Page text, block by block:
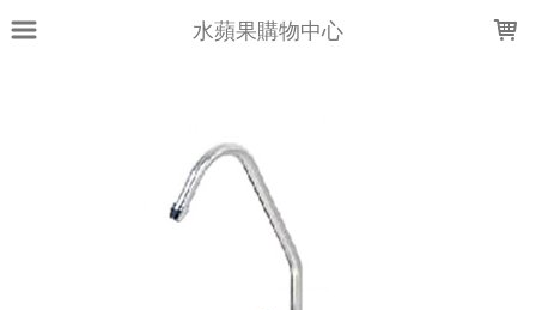
水蘋果購物中心